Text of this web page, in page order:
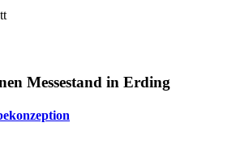
Messestand in Erding